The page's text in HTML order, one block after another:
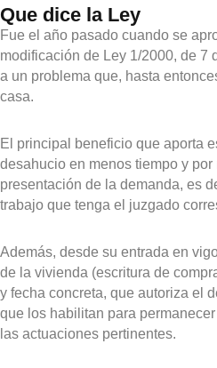
Que dice la Ley
Fue el año pasado cuando se
modificación de Ley 1/2000, de 7
a un problema que, hasta
casa.
El principal beneficio que aporta
desahucio en menos tiempo y
presentación de la demanda, es
trabajo que tenga el juzgado
Además, desde su entrada en
de la vivienda (escritura de
y fecha concreta, que autoriza el
que los habilitan para
las actuaciones pertinentes.